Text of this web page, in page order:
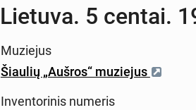
Lietuva. 5 centai.
Muziejus
Šiaulių „Aušros“ muziejus
Inventorinis numeris